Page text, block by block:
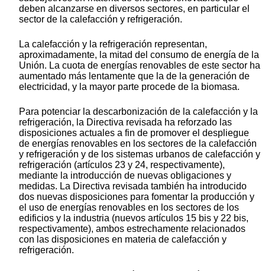
deben alcanzarse en diversos sectores, en particular el
sector de la calefacción y refrigeración.
La calefacción y la refrigeración representan,
aproximadamente, la mitad del consumo de energía de la
Unión. La cuota de energías renovables de este sector ha
aumentado más lentamente que la de la generación de
electricidad, y la mayor parte procede de la biomasa.
Para potenciar la descarbonización de la calefacción y la
refrigeración, la Directiva revisada ha reforzado las
disposiciones actuales a fin de promover el despliegue
de energías renovables en los sectores de la calefacción
y refrigeración y de los sistemas urbanos de calefacción y
refrigeración (artículos 23 y 24, respectivamente),
mediante la introducción de nuevas obligaciones y
medidas. La Directiva revisada también ha introducido
dos nuevas disposiciones para fomentar la producción y
el uso de energías renovables en los sectores de los
edificios y la industria (nuevos artículos 15 bis y 22 bis,
respectivamente), ambos estrechamente relacionados
con las disposiciones en materia de calefacción y
refrigeración.